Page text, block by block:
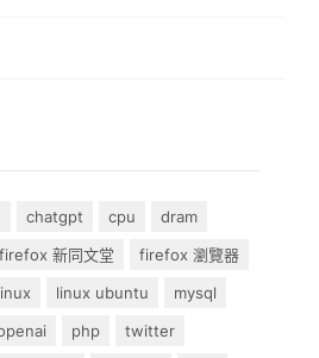
chatgpt cpu
dram
firefox 新同文堂
firefox 瀏覽器
linux ubuntu
mysql
php
twitter